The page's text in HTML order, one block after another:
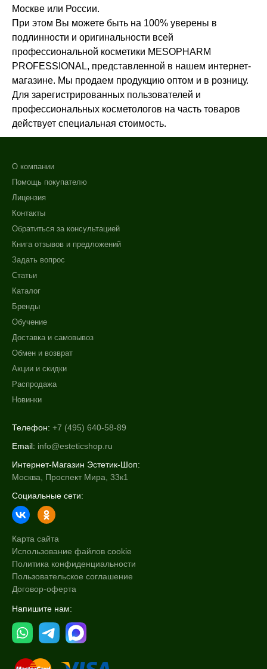
Москве или России.
При этом Вы можете быть на 100% уверены в
подлинности и оригинальности всей
профессиональной косметики MESOPHARM
PROFESSIONAL, представленной в нашем интернет-
магазине. Мы продаем продукцию оптом и в розницу.
Для зарегистрированных пользователей и
профессиональных косметологов на часть товаров
действует специальная стоимость.
О компании
Помощь покупателю
Лицензия
Контакты
Обратиться за консультацией
Книга отзывов и предложений
Задать вопрос
Статьи
Каталог
Бренды
Обучение
Доставка и самовывоз
Обмен и возврат
Акции и скидки
Распродажа
Новинки
Телефон: +7 (495) 640-58-89
Email: info@esteticshop.ru
Интернет-Магазин Эстетик-Шоп:
Москва, Проспект Мира, 33к1
Социальные сети:
Карта сайта
Использование файлов cookie
Политика конфиденциальности
Пользовательское соглашение
Договор-оферта
Напишите нам: